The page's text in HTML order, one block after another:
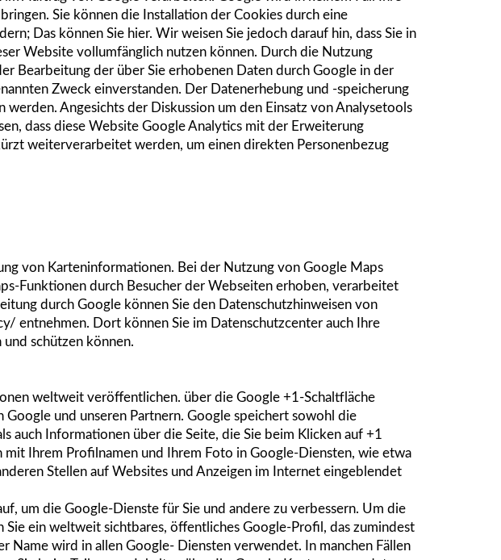
Sie können die Installation der Cookies durch eine
Das können Sie hier. Wir weisen Sie jedoch darauf hin, dass Sie in
Website vollumfänglich nutzen können. Durch die Nutzung
Bearbeitung der über Sie erhobenen Daten durch Google in der
Zweck einverstanden. Der Datenerhebung und -speicherung
Angesichts der Diskussion um den Einsatz von Analysetools
dass diese Website Google Analytics mit der Erweiterung
weiterverarbeitet werden, um einen direkten Personenbezug
von Karteninformationen. Bei der Nutzung von Google Maps
Funktionen durch Besucher der Webseiten erhoben, verarbeitet
durch Google können Sie den Datenschutzhinweisen von
entnehmen. Dort können Sie im Datenschutzcenter auch Ihre
und schützen können.
weltweit veröffentlichen. über die Google +1-Schaltfläche
und unseren Partnern. Google speichert sowohl die
auch Informationen über die Seite, die Sie beim Klicken auf +1
mit Ihrem Profilnamen und Ihrem Foto in Google-Diensten, wie etwa
Stellen auf Websites und Anzeigen im Internet eingeblendet
um die Google-Dienste für Sie und andere zu verbessern. Um die
ein weltweit sichtbares, öffentliches Google-Profil, das zumindest
Name wird in allen Google- Diensten verwendet. In manchen Fällen